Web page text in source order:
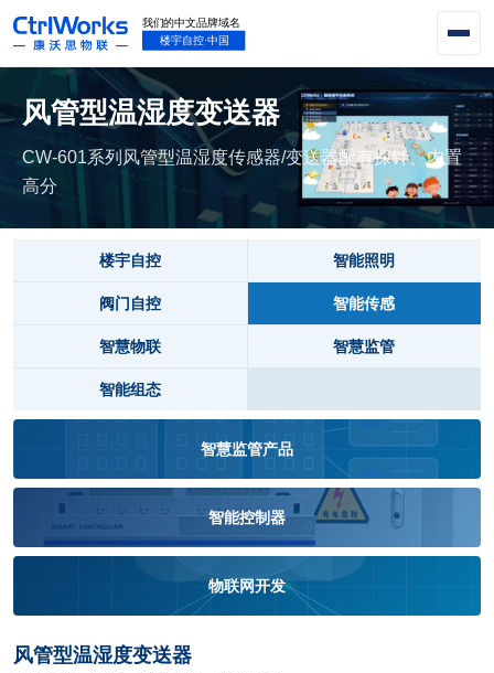
风管型温湿度变送器
CW-601系列风管型温湿度传感器/变送器配有探针、内置
高分
楼宇自控 智能照明
阀门自控 智能传感
智慧物联 智慧监管
智能组态
智慧监管产品
智能控制器
物联网开发
风管型温湿度变送器